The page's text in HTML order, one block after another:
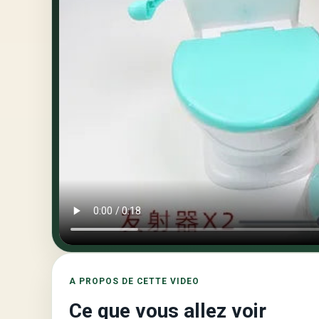
A PROPOS DE CETTE VIDEO
Ce que vous allez voir